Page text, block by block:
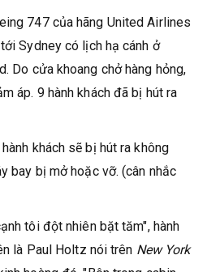
747 của hãng United Airlines
Sydney có lịch hạ cánh ở
Do cửa khoang chở hàng hỏng,
áp. 9 hành khách đã bị hút ra
khách sẽ bị hút ra không
bay bị mở hoặc vỡ. (cân nhắc
tôi đột nhiên bặt tăm", hành
là Paul Holtz nói trên New York